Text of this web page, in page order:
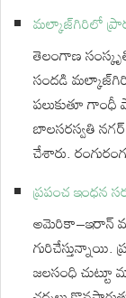
మల్కాజ్‌గిరిలో
తెలంగాణ
సందడి
పలుకుతూ
బాలసరస్వతి
చేశారు.
ప్రపంచ ఇంధన
అమెరికా–ఇరాన్
గురిచేస్తున్నాయి.
జలసంధి చుట్టూ